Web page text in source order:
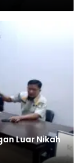
Luar Nikah